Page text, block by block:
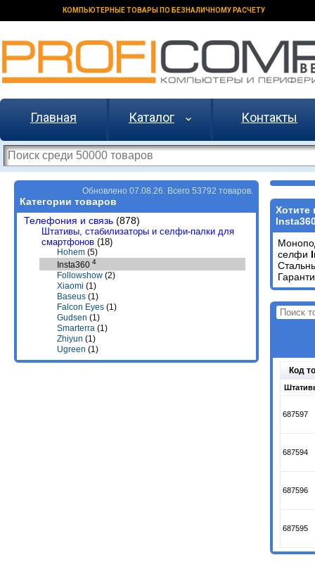
КОМПЬЮТЕРНЫЕ ТОВАРЫ ПО БЕЗНАЛИЧНОМУ РАСЧЕТУ
Главная Каталог Контакты
Обновлено 07.08.26. Всего 53792 товаров.
Категории товаров
Телефония и связь (878)
Штативы, стабилизаторы и селфи-палки для
смартфонов (18)
Hohem (5)
Insta360 4
Followshow (2)
Xiaomi (1)
Baseus (1)
Falcon Eyes (1)
Gudsen (1)
Smarterra (1)
Zhiyun (1)
Ugreen (1)
Хотите
селфи
Код
687597
687594
687596
687595